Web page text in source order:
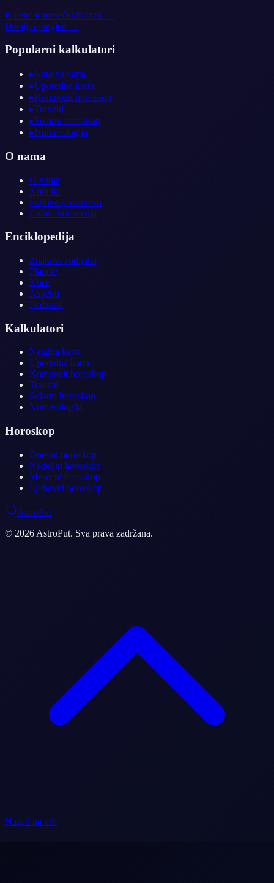
Kalendar mesečevih faza →
Detaljni pregled →
Popularni kalkulatori
▸Natalna karta
▸Uporedna karta
▸Kompozit horoskop
▸Tranziti
▸Solarni horoskop
▸Numerologija
O nama
O nama
Kontakt
Politika privatnosti
Uslovi koriscenja
Enciklopedija
Znakovi zodijaka
Planete
Kuce
Aspekti
Podznak
Kalkulatori
Natalna karta
Uporedna karta
Kompozit horoskop
Tranziti
Solarni horoskop
Numerologija
Horoskop
Dnevni horoskop
Nedeljni horoskop
Mesecni horoskop
Ljubavni horoskop
AstroPut
© 2026 AstroPut. Sva prava zadržana.
Nazad na vrh